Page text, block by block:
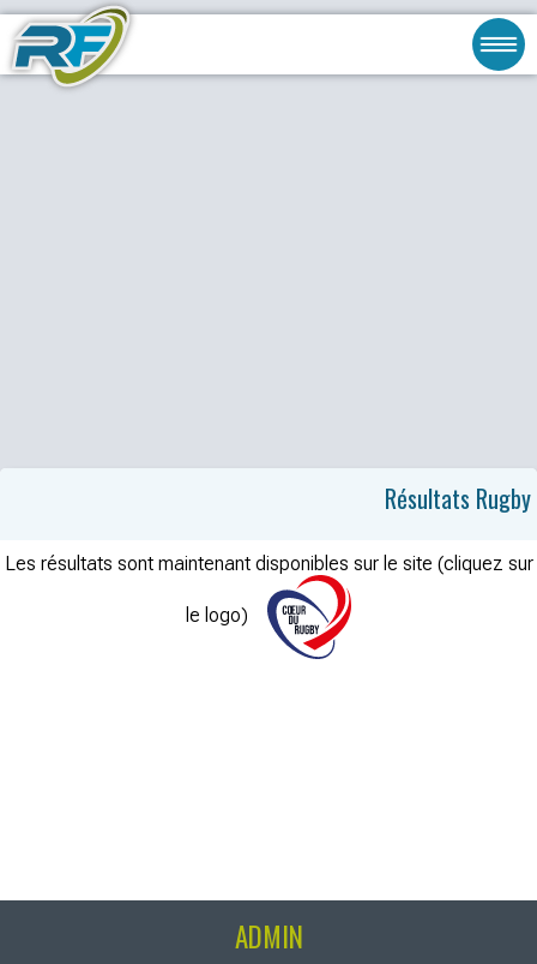
Résultats Rugby
Les résultats sont maintenant disponibles sur le site (cliquez sur
le logo)
ADMIN